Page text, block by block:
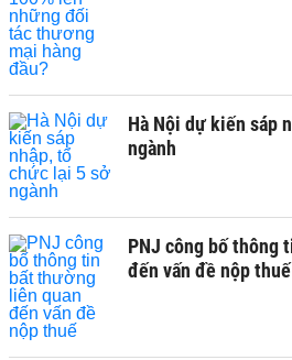
Hà Nội dự kiến sáp
ngành
PNJ công bố thông
đến vấn đề nộp thuế